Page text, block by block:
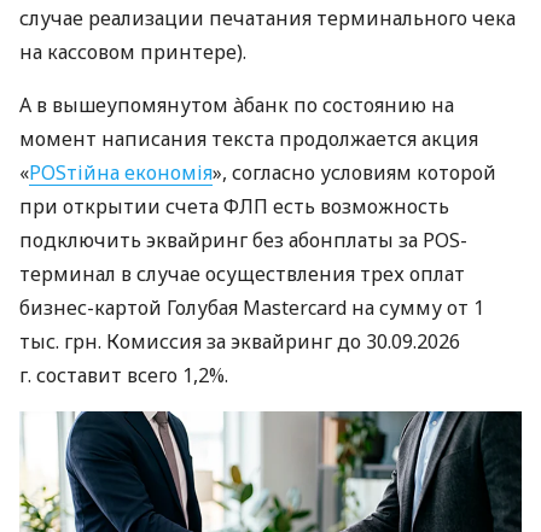
случае реализации печатания терминального чека
на кассовом принтере).
А в вышеупомянутом àбанк по состоянию на
момент написания текста продолжается акция
«POSтійна економія», согласно условиям которой
при открытии счета ФЛП есть возможность
подключить эквайринг без абонплаты за POS-
терминал в случае осуществления трех оплат
бизнес-картой Голубая Mastercard на сумму от 1
тыс. грн. Комиссия за эквайринг до 30.09.2026
г. составит всего 1,2%.